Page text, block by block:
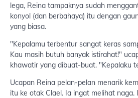
lega, Reina tampaknya sudah
konyol (dan berbahaya) itu dengan
yang biasa.
"Kepalamu terbentur sangat keras
Kau masih butuh banyak istirahat!"
khawatir yang dibuat-buat. "Kepalaku
Ucapan Reina pelan-pelan menarik
itu ke otak Clael. Ia ingat melihat